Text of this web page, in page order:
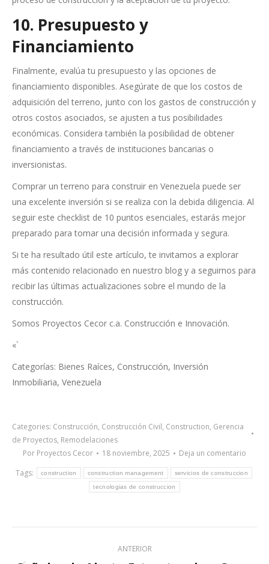
10. Presupuesto y
Financiamiento
Finalmente, evalúa tu presupuesto y las opciones de
financiamiento disponibles. Asegúrate de que los costos de
adquisición del terreno, junto con los gastos de construcción y
otros costos asociados, se ajusten a tus posibilidades
económicas. Considera también la posibilidad de obtener
financiamiento a través de instituciones bancarias o
inversionistas.
Comprar un terreno para construir en Venezuela puede ser
una excelente inversión si se realiza con la debida diligencia. Al
seguir este checklist de 10 puntos esenciales, estarás mejor
preparado para tomar una decisión informada y segura.
Si te ha resultado útil este artículo, te invitamos a explorar
más contenido relacionado en nuestro blog y a seguirnos para
recibir las últimas actualizaciones sobre el mundo de la
construcción.
Somos Proyectos Cecor c.a. Construcción e Innovación.
«`
Categorías: Bienes Raíces, Construcción, Inversión
Inmobiliaria, Venezuela
Categories: Construcción, Construcción Civil, Construction, Gerencia
de Proyectos, Remodelaciones
Por Proyectos Cecor 18 noviembre, 2025
Deja un comentario
Tags:
construction construction management servicios de construccion
tecnologias de construccion
ANTERIOR